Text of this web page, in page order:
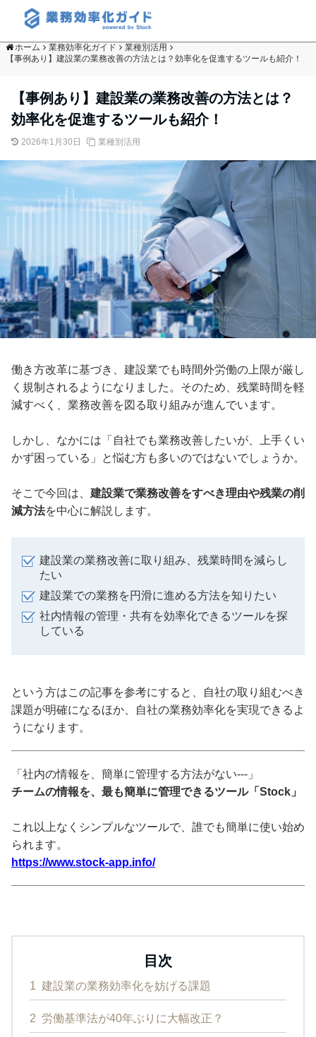
ホーム 業務効率化ガイド
業種別活用
【事例あり】建設業の業務改善の方法とは？効率化を促進するツールも紹介！
【事例あり】建設業の業務改善の方法とは？
効率化を促進するツールも紹介！
2026年1月30日 業種別活用
働き方改革に基づき、建設業でも時間外労働の上限が厳し
く規制されるようになりました。そのため、残業時間を軽
減すべく、業務改善を図る取り組みが進んでいます。
しかし、なかには「自社でも業務改善したいが、上手くい
かず困っている」と悩む方も多いのではないでしょうか。
そこで今回は、 建設業で業務改善をすべき理由や残業の削
減方法を中心に解説します。
建設業の業務改善に取り組み、残業時間を減らし
たい
建設業での業務を円滑に進める方法を知りたい
社内情報の管理・共有を効率化できるツールを探
している
という方はこの記事を参考にすると、自社の取り組むべき
課題が明確になるほか、自社の業務効率化を実現できるよ
うになります。
「社内の情報を、簡単に管理する方法がない---」
チームの情報を、最も簡単に管理できるツール「Stock」
これ以上なくシンプルなツールで、誰でも簡単に使い始め
られます。
https://www.stock-app.info/
目次
1 建設業の業務効率化を妨げる課題
2 労働基準法が40年ぶりに大幅改正？